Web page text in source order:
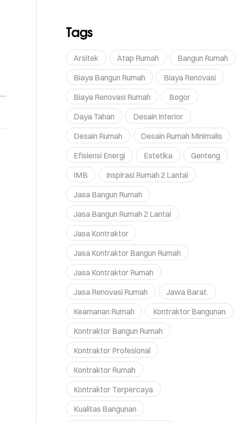
Tags
Arsitek Atap Rumah
Bangun Rumah
Biaya Bangun Rumah
Biaya Renovasi
Biaya Renovasi Rumah
Bogor
Daya Tahan
Desain Interior
Desain Rumah
Desain Rumah Minimalis
Efisiensi Energi
Estetika
Genteng
IMB
Inspirasi Rumah 2 Lantai
Jasa Bangun Rumah
Jasa Bangun Rumah 2 Lantai
Jasa Kontraktor
Jasa Kontraktor Bangun Rumah
Jasa Kontraktor Rumah
Jasa Renovasi Rumah
Jawa Barat.
Keamanan Rumah
Kontraktor Bangunan
Kontraktor Bangun Rumah
Kontraktor Profesional
Kontraktor Rumah
Kontraktor Terpercaya
Kualitas Bangunan